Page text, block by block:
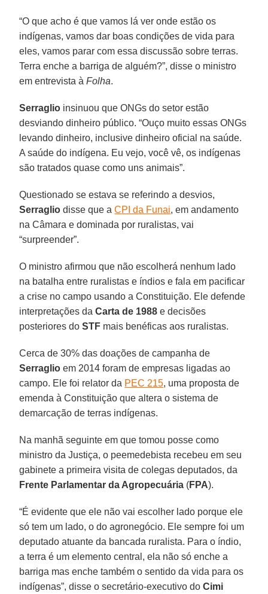
“O que acho é que vamos lá ver onde estão os
indígenas, vamos dar boas condições de vida para
eles, vamos parar com essa discussão sobre terras.
Terra enche a barriga de alguém?”, disse o ministro
em entrevista àFolha.
Serraglio insinuou que ONGs do setor estão
desviando dinheiro público. “Ouço muito essas ONGs
levando dinheiro, inclusive dinheiro oficial na saúde.
A saúde do indígena. Eu vejo, você vê, os indígenas
são tratados quase como uns animais”.
Questionado se estava se referindo a desvios,
Serraglio disse que aCPI da Funai, em andamento
na Câmara e dominada por ruralistas, vai
“surpreender”.
O ministro afirmou que não escolherá nenhum lado
na batalha entre ruralistas e índios e fala em pacificar
a crise no campo usando a Constituição. Ele defende
interpretações daCarta de 1988 e decisões
posteriores doSTF mais benéficas aos ruralistas.
Cerca de 30% das doações de campanha de
Serraglio em 2014 foram de empresas ligadas ao
campo. Ele foi relator da PEC 215, uma proposta de
emenda à Constituição que altera o sistema de
demarcação de terras indígenas.
Na manhã seguinte em que tomou posse como
ministro da Justiça, o peemedebista recebeu em seu
gabinete a primeira visita de colegas deputados, da
Frente Parlamentar da Agropecuária (FPA).
“É evidente que ele não vai escolher lado porque ele
só tem um lado, o do agronegócio. Ele sempre foi um
deputado atuante da bancada ruralista. Para o índio,
a terra é um elemento central, ela não só enche a
barriga mas enche também o sentido da vida para os
indígenas”, disse o secretário-executivo do Cimi